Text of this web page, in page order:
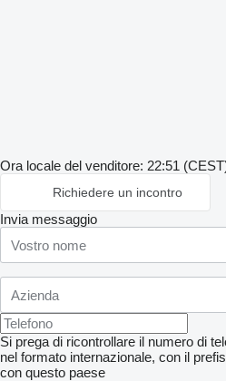
Ora locale del venditore: 22:51
Richiedere un incontro
Invia messaggio
Si prega di ricontrollare il numero di
nel formato internazionale, con il
con questo paese